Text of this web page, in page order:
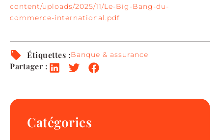
content/uploads/2025/11/Le-Big-Bang-du-
commerce-international.pdf
Étiquettes :Banque & assurance
Partager :
Catégories